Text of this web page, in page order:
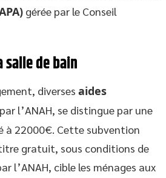
gérée par le Conseil
salle de bain
diverses aides
l’ANAH, se distingue par une
à 22000€. Cette subvention
gratuit, sous conditions de
l’ANAH, cible les ménages aux